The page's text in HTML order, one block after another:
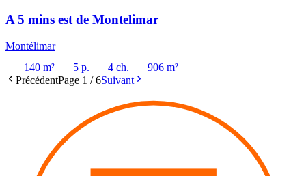
A 5 mins est de Montelimar
Montélimar
140 m²
5 p. 4 ch.
906 m²
PrécédentPage 1 /6Suivant